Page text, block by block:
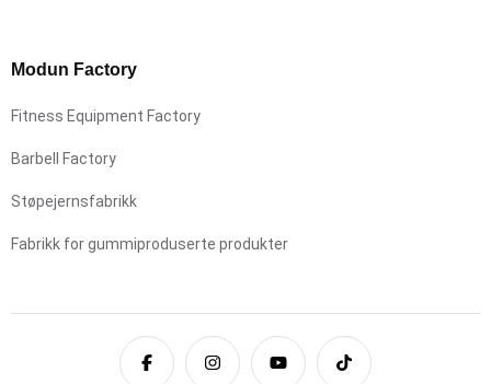
Modun Factory
Fitness Equipment Factory
Barbell Factory
Støpejernsfabrikk
Fabrikk for gummiproduserte produkter